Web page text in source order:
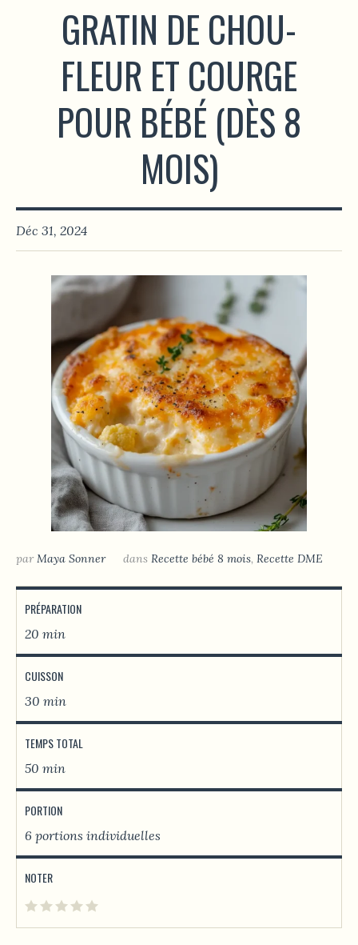
GRATIN DE CHOU-
FLEUR ET COURGE
POUR BÉBÉ (DÈS 8
MOIS)
Déc 31, 2024
parMaya Sonner dans Recette bébé 8 mois, Recette DME
PRÉPARATION
20 min
CUISSON
30 min
TEMPS TOTAL
50 min
PORTION
6 portions individuelles
NOTER